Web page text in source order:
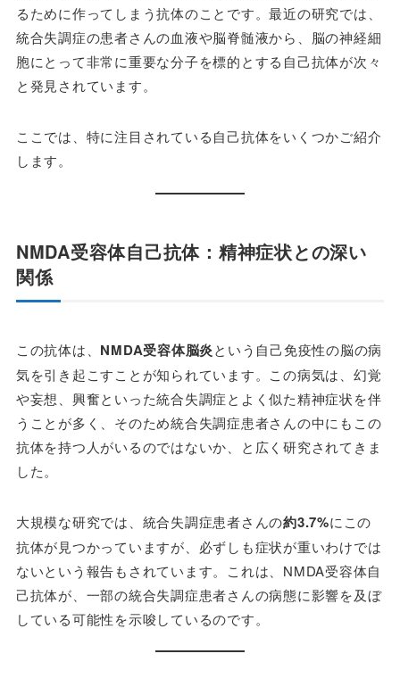
るために作ってしまう抗体のことです。最近の研究では、
統合失調症の患者さんの血液や脳脊髄液から、脳の神経細
胞にとって非常に重要な分子を標的とする自己抗体が次々
と発見されています。
ここでは、特に注目されている自己抗体をいくつかご紹介
します。
NMDA受容体自己抗体：精神症状との深い
関係
この抗体は、 NMDA受容体脳炎という自己免疫性の脳の病
気を引き起こすことが知られています。この病気は、幻覚
や妄想、興奮といった統合失調症とよく似た精神症状を伴
うことが多く、そのため統合失調症患者さんの中にもこの
抗体を持つ人がいるのではないか、と広く研究されてきま
した。
大規模な研究では、統合失調症患者さんの約3.7%にこの
抗体が見つかっていますが、必ずしも症状が重いわけでは
ないという報告もされています。これは、NMDA受容体自
己抗体が、一部の統合失調症患者さんの病態に影響を及ぼ
している可能性を示唆しているのです。